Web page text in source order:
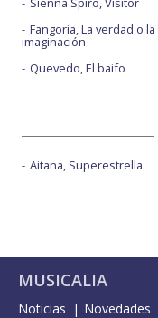
Fangoria, La verdad o la
imaginación
Quevedo, El baifo
Aitana, Superestrella
MUSICALIA
Noticias Novedades